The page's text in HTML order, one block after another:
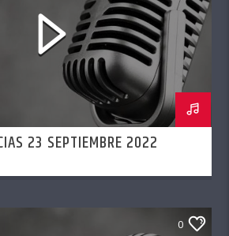
23 SEPTIEMBRE 2022
0